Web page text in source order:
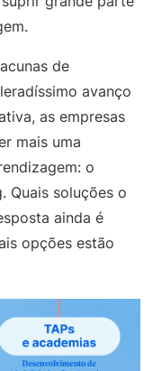
de
avanço
as empresas
mais uma
o
Quais soluções o
ainda é
opções estão